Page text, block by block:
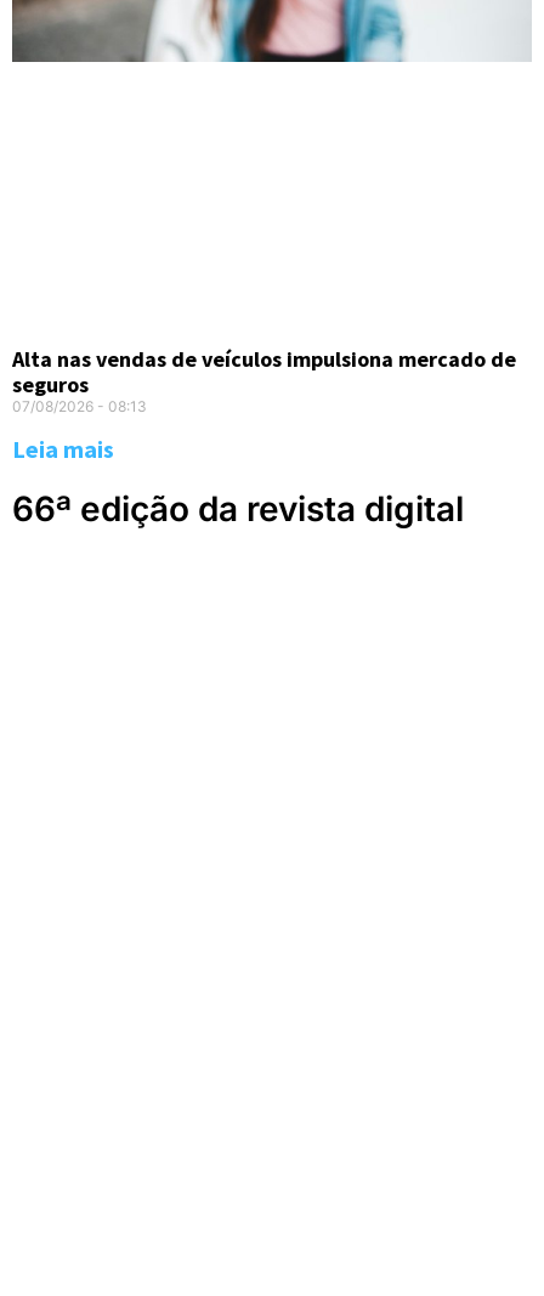
Alta nas vendas de veículos impulsiona mercado de
seguros
07/08/2026 08:13
Leia mais
66ª edição da revista digital